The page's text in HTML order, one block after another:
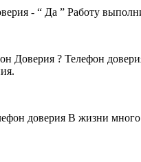
- “ Да ” Работу
Доверия ? Телефон
доверия В жизни